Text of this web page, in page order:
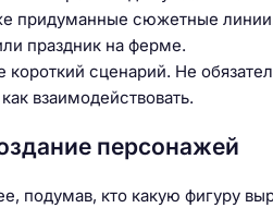
придуманные сюжетные
праздник на ферме.
короткий сценарий. Не
взаимодействовать.
персонажей
подумав, кто какую фигуру